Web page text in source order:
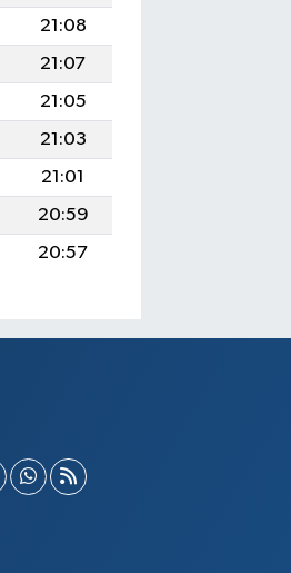
21:08
21:07
21:05
21:03
21:01
20:59
20:57